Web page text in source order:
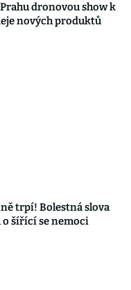
dronovou show k
nových produktů
trpí! Bolestná slova
o šířící se nemoci